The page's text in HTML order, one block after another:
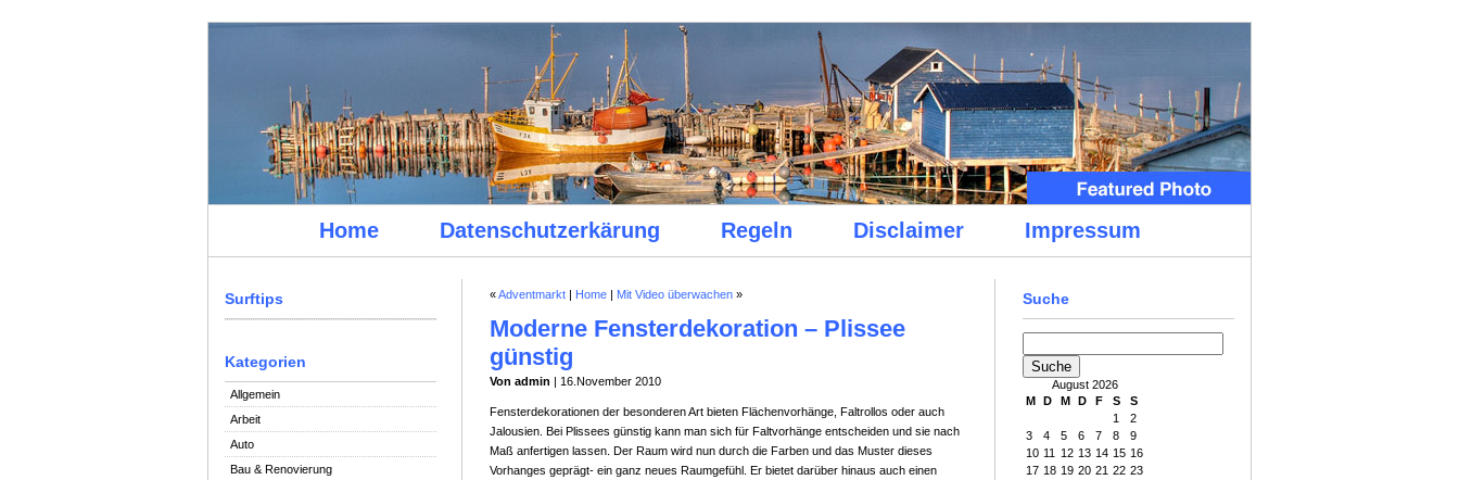
Home Datenschutzerkärung Regeln Disclaimer Impressum
Surftips
Kategorien
Allgemein
Arbeit
Auto
Bau & Renovierung
Suche
August 2026
M D M D F S
S
1
2
3
4 5 6 7 8
9
10 11 12 13 14 15 16
17 18 19 20 21 22 23
«Adventmarkt | Home | Mit Video überwachen »
Moderne Fensterdekoration – Plissee
günstig
Von admin | 16.November 2010
Fensterdekorationen der besonderen Art bieten Flächenvorhänge, Faltrollos oder auch
Jalousien. Bei Plissees günstig kann man sich für Faltvorhänge entscheiden und sie nach
Maß anfertigen lassen. Der Raum wird nun durch die Farben und das Muster dieses
Vorhanges geprägt- ein ganz neues Raumgefühl. Er bietet darüber hinaus auch einen